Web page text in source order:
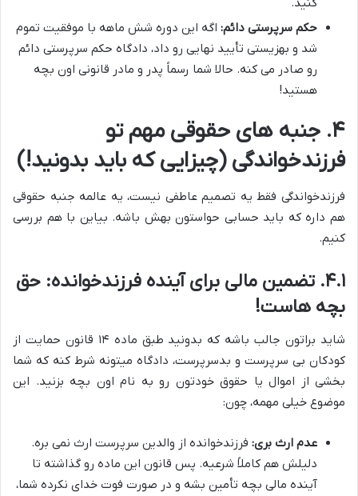
حکم سرپرستی دائم: اگه این دوره شش ماهه با موفقیت تموم
شد و بهزیستی تأیید نهایی رو داد، دادگاه حکم سرپرستی دائم
رو صادر می کنه. حالا شما رسماً پدر و مادر قانونی اون بچه
هستید!
۴. جنبه های حقوقی مهم تو
فرزندخواندگی (چیزایی که باید بدونید!)
فرزندخواندگی فقط یه تصمیم عاطفی نیست، یه عالمه جنبه حقوقی
هم داره که باید حسابی حواستون بهش باشه. بیاین با هم بررسی
کنیم.
۴.۱. تضمین مالی برای آینده فرزندخوانده: حق
بچه هاست!
شاید براتون جالب باشه که بدونید طبق ماده ۱۴ قانون حمایت از
کودکان بی سرپرست و بدسرپرست، دادگاه میتونه شرط کنه که شما
بخشی از اموال یا حقوق خودتون رو به نام اون بچه بزنید. این
موضوع خیلی مهمه، چون:
عدم ارث بری: فرزندخوانده از والدین سرپرست ارث نمی بره.
دلیلش هم کاملاً شرعیه. پس قانون این ماده رو گذاشته تا
آینده مالی بچه تأمین بشه و در صورت فوت خدای نکرده شما،